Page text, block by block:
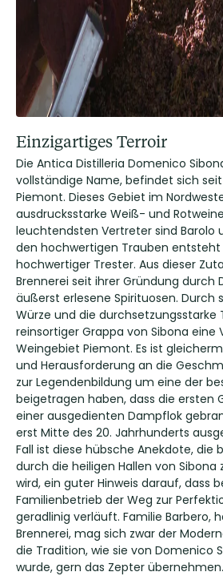
Einzigartiges Terroir
Die Antica Distilleria Domenico
vollständige Name, befindet sich
Piemont. Dieses Gebiet im
ausdrucksstarke Weiß- und
leuchtendsten Vertreter sind Barolo
den hochwertigen Trauben entsteht
hochwertiger Trester. Aus dieser
Brennerei seit ihrer Gründung durch
äußerst erlesene Spirituosen. Durch
Würze und die durchsetzungsstarke
reinsortiger Grappa von Sibona eine
Weingebiet Piemont. Es ist
und Herausforderung an die
zur Legendenbildung um eine der
beigetragen haben, dass die ersten
einer ausgedienten Dampflok
erst Mitte des 20. Jahrhunderts
Fall ist diese hübsche Anekdote, die
durch die heiligen Hallen von
wird, ein guter Hinweis darauf, dass
Familienbetrieb der Weg zur
geradlinig verläuft. Familie Barbero,
Brennerei, mag sich zwar der
die Tradition, wie sie von Domenico
wurde, gern das Zepter übernehmen.